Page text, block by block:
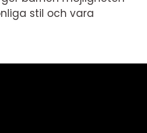
stil och vara